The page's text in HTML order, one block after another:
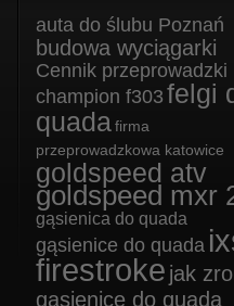
auta do ślubu Poznań
budowa wyciągarki
Cennik przeprowadzki
champion f303 felgi
quada firma
przeprowadzkowa katowice
goldspeed atv
goldspeed mxr
gąsienica do quada
gąsienice do quada
firestroke jak
gąsienice do quada